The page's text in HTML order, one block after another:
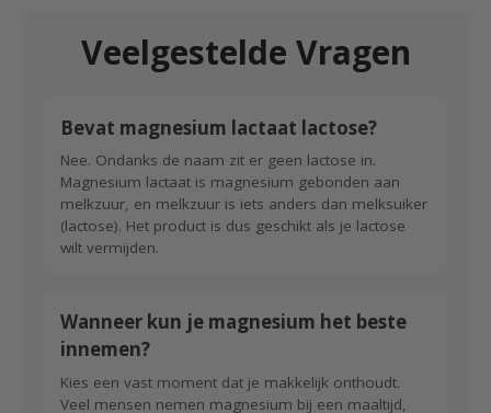
Veelgestelde Vragen
Bevat magnesium lactaat lactose?
Nee. Ondanks de naam zit er geen lactose in.
Magnesium lactaat is magnesium gebonden aan
melkzuur, en melkzuur is iets anders dan melksuiker
(lactose). Het product is dus geschikt als je lactose
wilt vermijden.
Wanneer kun je magnesium het beste
innemen?
Kies een vast moment dat je makkelijk onthoudt.
Veel mensen nemen magnesium bij een maaltijd,